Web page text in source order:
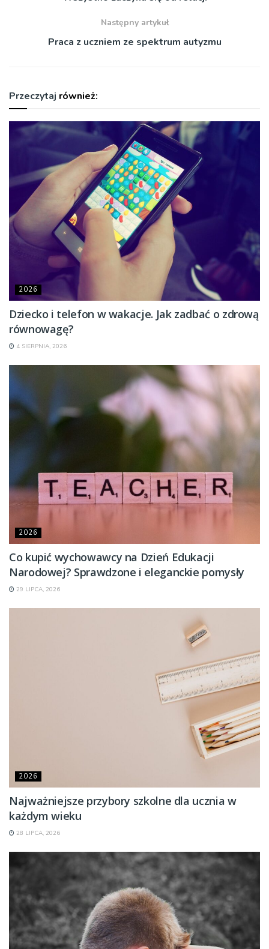
Następny artykuł
Praca z uczniem ze spektrum autyzmu
Przeczytaj również:
2026
Dziecko i telefon w wakacje. Jak zadbać o zdrową
równowagę?
4 SIERPNIA, 2026
2026
Co kupić wychowawcy na Dzień Edukacji
Narodowej? Sprawdzone i eleganckie pomysły
29 LIPCA, 2026
2026
Najważniejsze przybory szkolne dla ucznia w
każdym wieku
28 LIPCA, 2026